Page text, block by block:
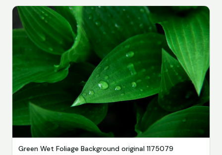
Green Wet Foliage Background original 1175079